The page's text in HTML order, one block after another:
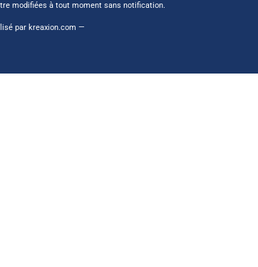
modifiées à tout moment sans notification.
par kreaxion.com —